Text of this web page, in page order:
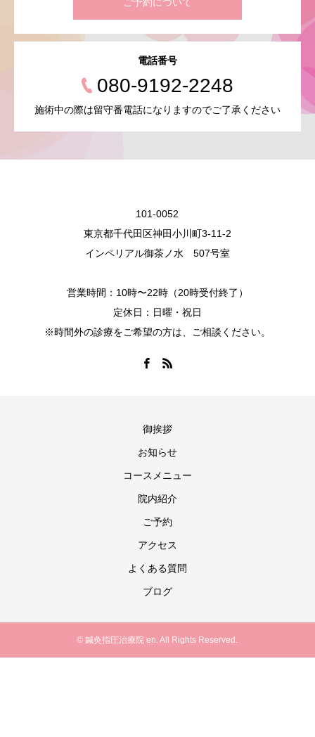
電話番号
080-9192-2248
施術中の際は留守番電話になりますのでご了承ください
101-0052
東京都千代田区神田小川町3-11-2
インペリアル御茶ノ水 507号室
営業時間：10時〜22時（20時受付終了）
定休日：日曜・祝日
※時間外の診療をご希望の方は、ご相談ください。
御挨拶
お知らせ
コースメニュー
院内紹介
ご予約
アクセス
よくある質問
ブログ
© 鍼灸指圧治療院 en. All Rights Reserved.